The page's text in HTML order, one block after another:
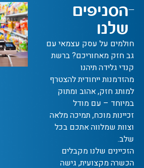
הסניפים
שלנו
חולמים על עסק עצמאי עם
גב חזק מאחוריכם? ברשת
קנדי גלידה תיהנו
מהזדמנות ייחודית להצטרף
למותג חזק, אהוב ומתוק
במיוחד – עם מודל
זכיינות מוכח, תמיכה מלאה
וצוות שמלווה אתכם בכל
שלב.
הזכיינים שלנו מקבלים
הכשרה מקצועית, גישה